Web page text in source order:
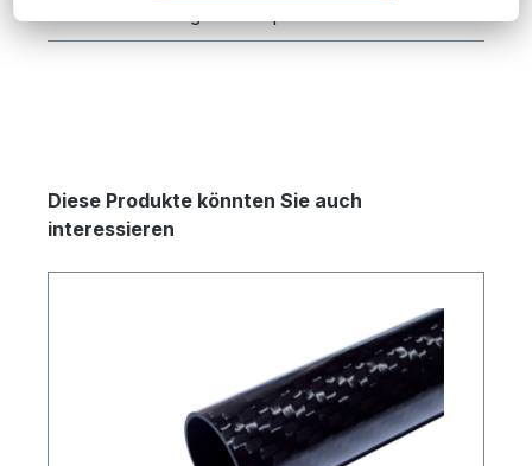
Produktgalerie überspringen
Diese Produkte könnten Sie auch
interessieren